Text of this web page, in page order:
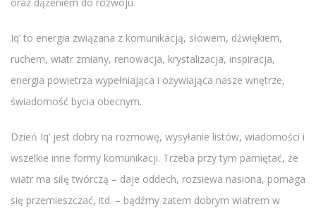
Iq’ to energia związana z komunikacją, słowem, dźwiękiem,
ruchem, wiatr zmiany, renowacja, krystalizacja, inspiracja,
energia powietrza wypełniająca i ożywiająca nasze wnętrze,
świadomość bycia obecnym.
Dzień Iq’ jest dobry na rozmowę, wysyłanie listów, wiadomości i
wszelkie inne formy komunikacji. Trzeba przy tym pamiętać, że
wiatr ma siłę twórczą – daje oddech, rozsiewa nasiona, pomaga
się przemieszczać, itd. – bądźmy zatem dobrym wiatrem w